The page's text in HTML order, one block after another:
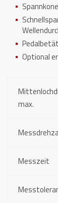
Optional
max.
Messzeit